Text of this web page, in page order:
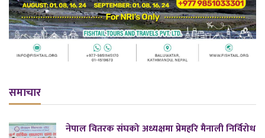
समाचार
नेपाल वितरक संघको अध्यक्षमा प्रेमहरि मैनाली निर्विरोध